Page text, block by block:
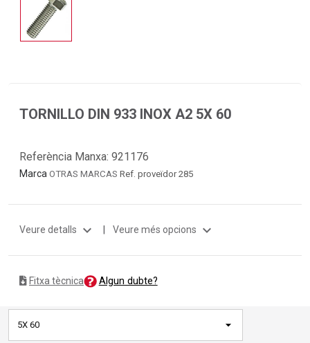
TORNILLO DIN 933 INOX A2 5X 60
Referència Manxa: 921176
Marca OTRAS MARCAS Ref. proveïdor 285
Veure detalls expand_more | Veure més opcions expand_more
Fitxa tècnica Algun dubte?
5X 60